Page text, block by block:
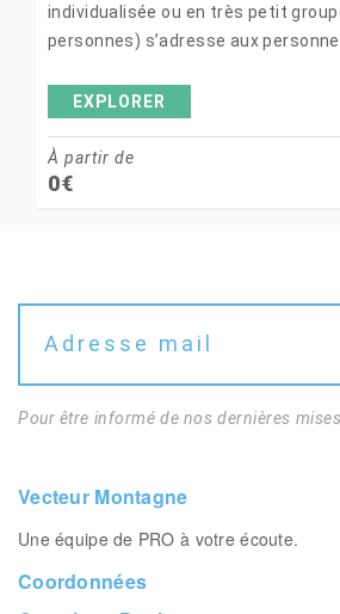
individualisée ou en très petit
personnes) s’adresse aux
EXPLORER
À partir de
0€
Pour être informé de nos dernières
Vecteur Montagne
Une équipe de PRO à votre écoute.
Coordonnées